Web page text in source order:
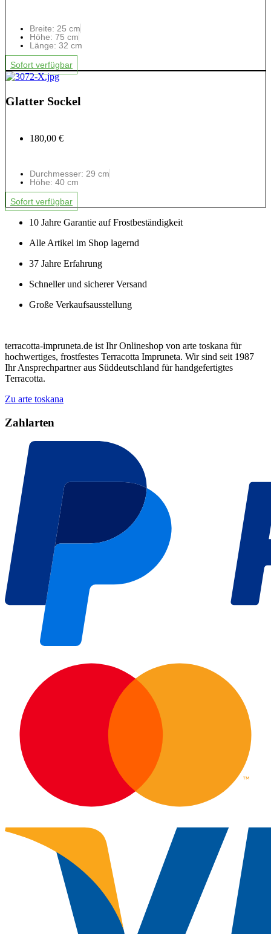
Breite: 25 cm
Höhe: 75 cm
Länge: 32 cm
Sofort verfügbar
Glatter Sockel
180,00 €
Durchmesser: 29 cm
Höhe: 40 cm
Sofort verfügbar
10 Jahre Garantie auf Frostbeständigkeit
Alle Artikel im Shop lagernd
37 Jahre Erfahrung
Schneller und sicherer Versand
Große Verkaufsausstellung
terracotta-impruneta.de ist Ihr Onlineshop von arte toskana für
hochwertiges, frostfestes Terracotta Impruneta. Wir sind seit 1987
Ihr Ansprechpartner aus Süddeutschland für handgefertigtes
Terracotta.
Zu arte toskana
Zahlarten